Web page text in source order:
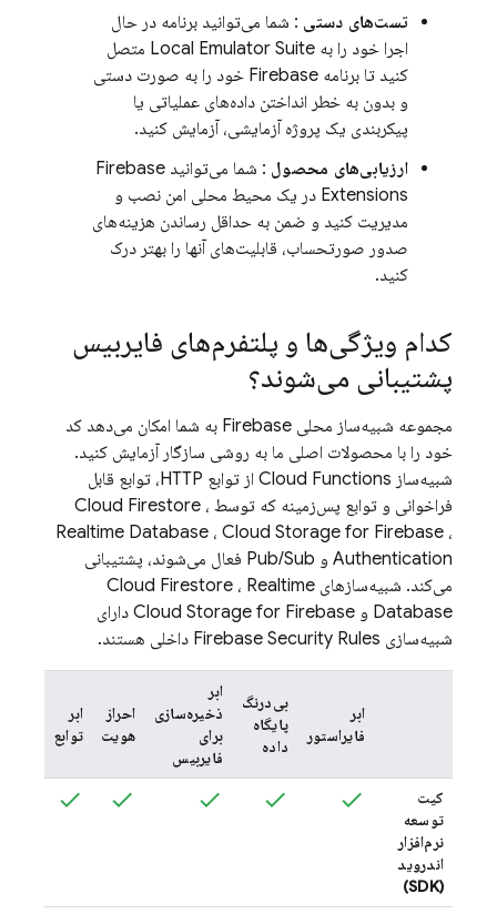
تست‌های دستی : شما می‌توانید برنامه در حال
اجرا خود را به Local Emulator Suite متصل
کنید تا برنامه Firebase خود را به صورت دستی
و بدون به خطر انداختن داده‌های عملیاتی یا
پیکربندی یک پروژه آزمایشی، آزمایش کنید.
ارزیابی‌های محصول : شما می‌توانید Firebase
Extensions در یک محیط محلی امن نصب و
مدیریت کنید و ضمن به حداقل رساندن هزینه‌های
صدور صورتحساب، قابلیت‌های آنها را بهتر درک
کنید.
کدام ویژگی‌ها و پلتفرم‌های فایربیس
پشتیبانی می‌شوند؟
مجموعه شبیه‌ساز محلی Firebase به شما امکان می‌دهد کد
خود را با محصولات اصلی ما به روشی سازگار آزمایش کنید.
شبیه‌ساز Cloud Functions
از توابع HTTP، توابع قابل
فراخوانی و توابع پس‌زمینه که توسط Cloud Firestore ،
Realtime Database ، Cloud Storage for Firebase ،
Authentication و Pub/Sub فعال می‌شوند، پشتیبانی
می‌کند. شبیه‌سازهای
Cloud Firestore ، Realtime
Database و Cloud Storage for Firebase دارای
شبیه‌سازی Firebase Security Rules داخلی هستند.
ابر
فایراستور
بی‌درنگ
پایگاه
داده
ابر
ذخیره‌سازی
برای
فایربیس
احراز
هویت
ابر
توابع
کیت
توسعه
نرم‌افزار
اندروید
(SDK)